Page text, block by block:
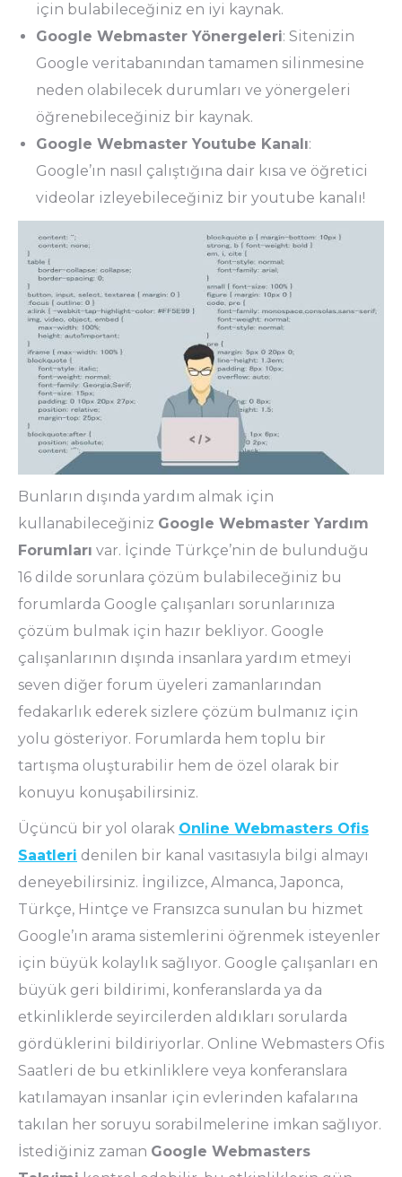
için bulabileceğiniz en iyi kaynak.
Google Webmaster Yönergeleri: Sitenizin
Google veritabanından tamamen silinmesine
neden olabilecek durumları ve yönergeleri
öğrenebileceğiniz bir kaynak.
Google Webmaster Youtube Kanalı:
Google’ın nasıl çalıştığına dair kısa ve öğretici
videolar izleyebileceğiniz bir youtube kanalı!
Bunların dışında yardım almak için
kullanabileceğiniz Google Webmaster Yardım
Forumları var. İçinde Türkçe’nin de bulunduğu
16 dilde sorunlara çözüm bulabileceğiniz bu
forumlarda Google çalışanları sorunlarınıza
çözüm bulmak için hazır bekliyor. Google
çalışanlarının dışında insanlara yardım etmeyi
seven diğer forum üyeleri zamanlarından
fedakarlık ederek sizlere çözüm bulmanız için
yolu gösteriyor. Forumlarda hem toplu bir
tartışma oluşturabilir hem de özel olarak bir
konuyu konuşabilirsiniz.
Üçüncü bir yol olarak Online Webmasters Ofis
Saatleri denilen bir kanal vasıtasıyla bilgi almayı
deneyebilirsiniz. İngilizce, Almanca, Japonca,
Türkçe, Hintçe ve Fransızca sunulan bu hizmet
Google’ın arama sistemlerini öğrenmek isteyenler
için büyük kolaylık sağlıyor. Google çalışanları en
büyük geri bildirimi, konferanslarda ya da
etkinliklerde seyircilerden aldıkları sorularda
gördüklerini bildiriyorlar. Online Webmasters Ofis
Saatleri de bu etkinliklere veya konferanslara
katılamayan insanlar için evlerinden kafalarına
takılan her soruyu sorabilmelerine imkan sağlıyor.
İstediğiniz zaman Google Webmasters